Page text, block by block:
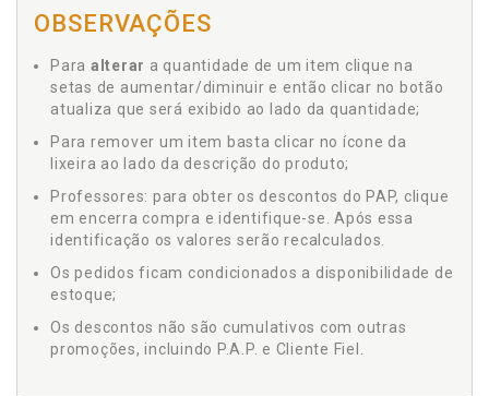
OBSERVAÇÕES
Para alterar a quantidade de um item clique na
setas de aumentar/diminuir e então clicar no botão
atualiza que será exibido ao lado da quantidade;
Para remover um item basta clicar no ícone da
lixeira ao lado da descrição do produto;
Professores: para obter os descontos do PAP, clique
em encerra compra e identifique-se. Após essa
identificação os valores serão recalculados.
Os pedidos ficam condicionados a disponibilidade de
estoque;
Os descontos não são cumulativos com outras
promoções, incluindo P.A.P. e Cliente Fiel.